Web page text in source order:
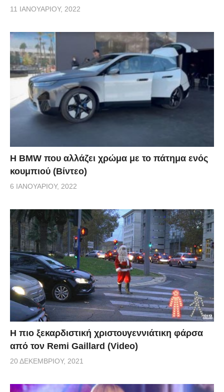
11 ΙΑΝΟΥΑΡΊΟΥ, 2022
Η BMW που αλλάζει χρώμα με το πάτημα ενός
κουμπιού (Βίντεο)
6 ΙΑΝΟΥΑΡΊΟΥ, 2022
Η πιο ξεκαρδιστική χριστουγεννιάτικη φάρσα
από τον Remi Gaillard (Video)
20 ΔΕΚΕΜΒΡΊΟΥ, 2021